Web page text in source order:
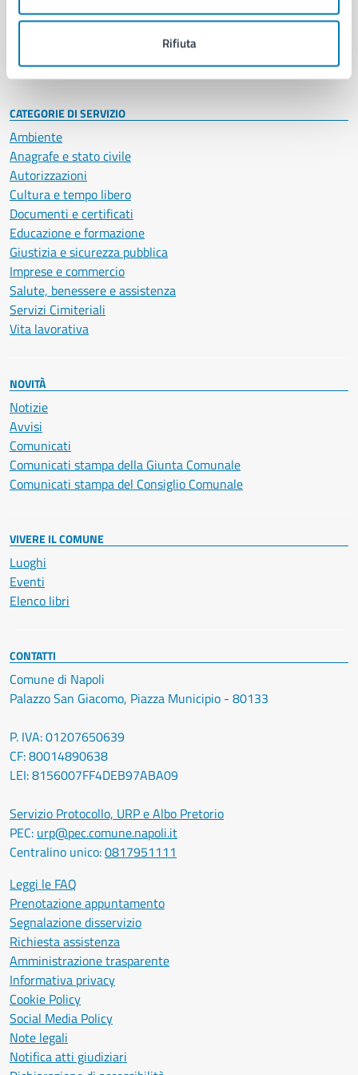
Rifiuta
Personale amministrativo
CATEGORIE DI SERVIZIO
Ambiente
Anagrafe e stato civile
Autorizzazioni
Cultura e tempo libero
Documenti e certificati
Educazione e formazione
Giustizia e sicurezza pubblica
Imprese e commercio
Salute, benessere e assistenza
Servizi Cimiteriali
Vita lavorativa
NOVITÀ
Notizie
Avvisi
Comunicati
Comunicati stampa della Giunta Comunale
Comunicati stampa del Consiglio Comunale
VIVERE IL COMUNE
Luoghi
Eventi
Elenco libri
CONTATTI
Comune di Napoli
Palazzo San Giacomo, Piazza Municipio - 80133
P. IVA: 01207650639
CF: 80014890638
LEI: 8156007FF4DEB97ABA09
Servizio Protocollo, URP e Albo Pretorio
PEC: urp@pec.comune.napoli.it
Centralino unico:0817951111
Leggi le FAQ
Prenotazione appuntamento
Segnalazione disservizio
Richiesta assistenza
Amministrazione trasparente
Informativa privacy
Cookie Policy
Social Media Policy
Note legali
Notifica atti giudiziari